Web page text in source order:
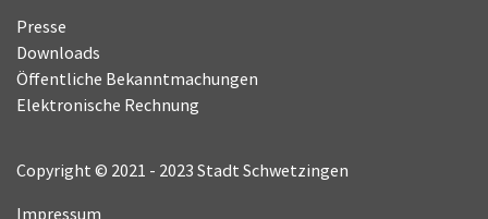
Presse
Downloads
Öffentliche Bekanntmachungen
Elektronische Rechnung
Copyright © 2021 - 2023 Stadt Schwetzingen
Impressum